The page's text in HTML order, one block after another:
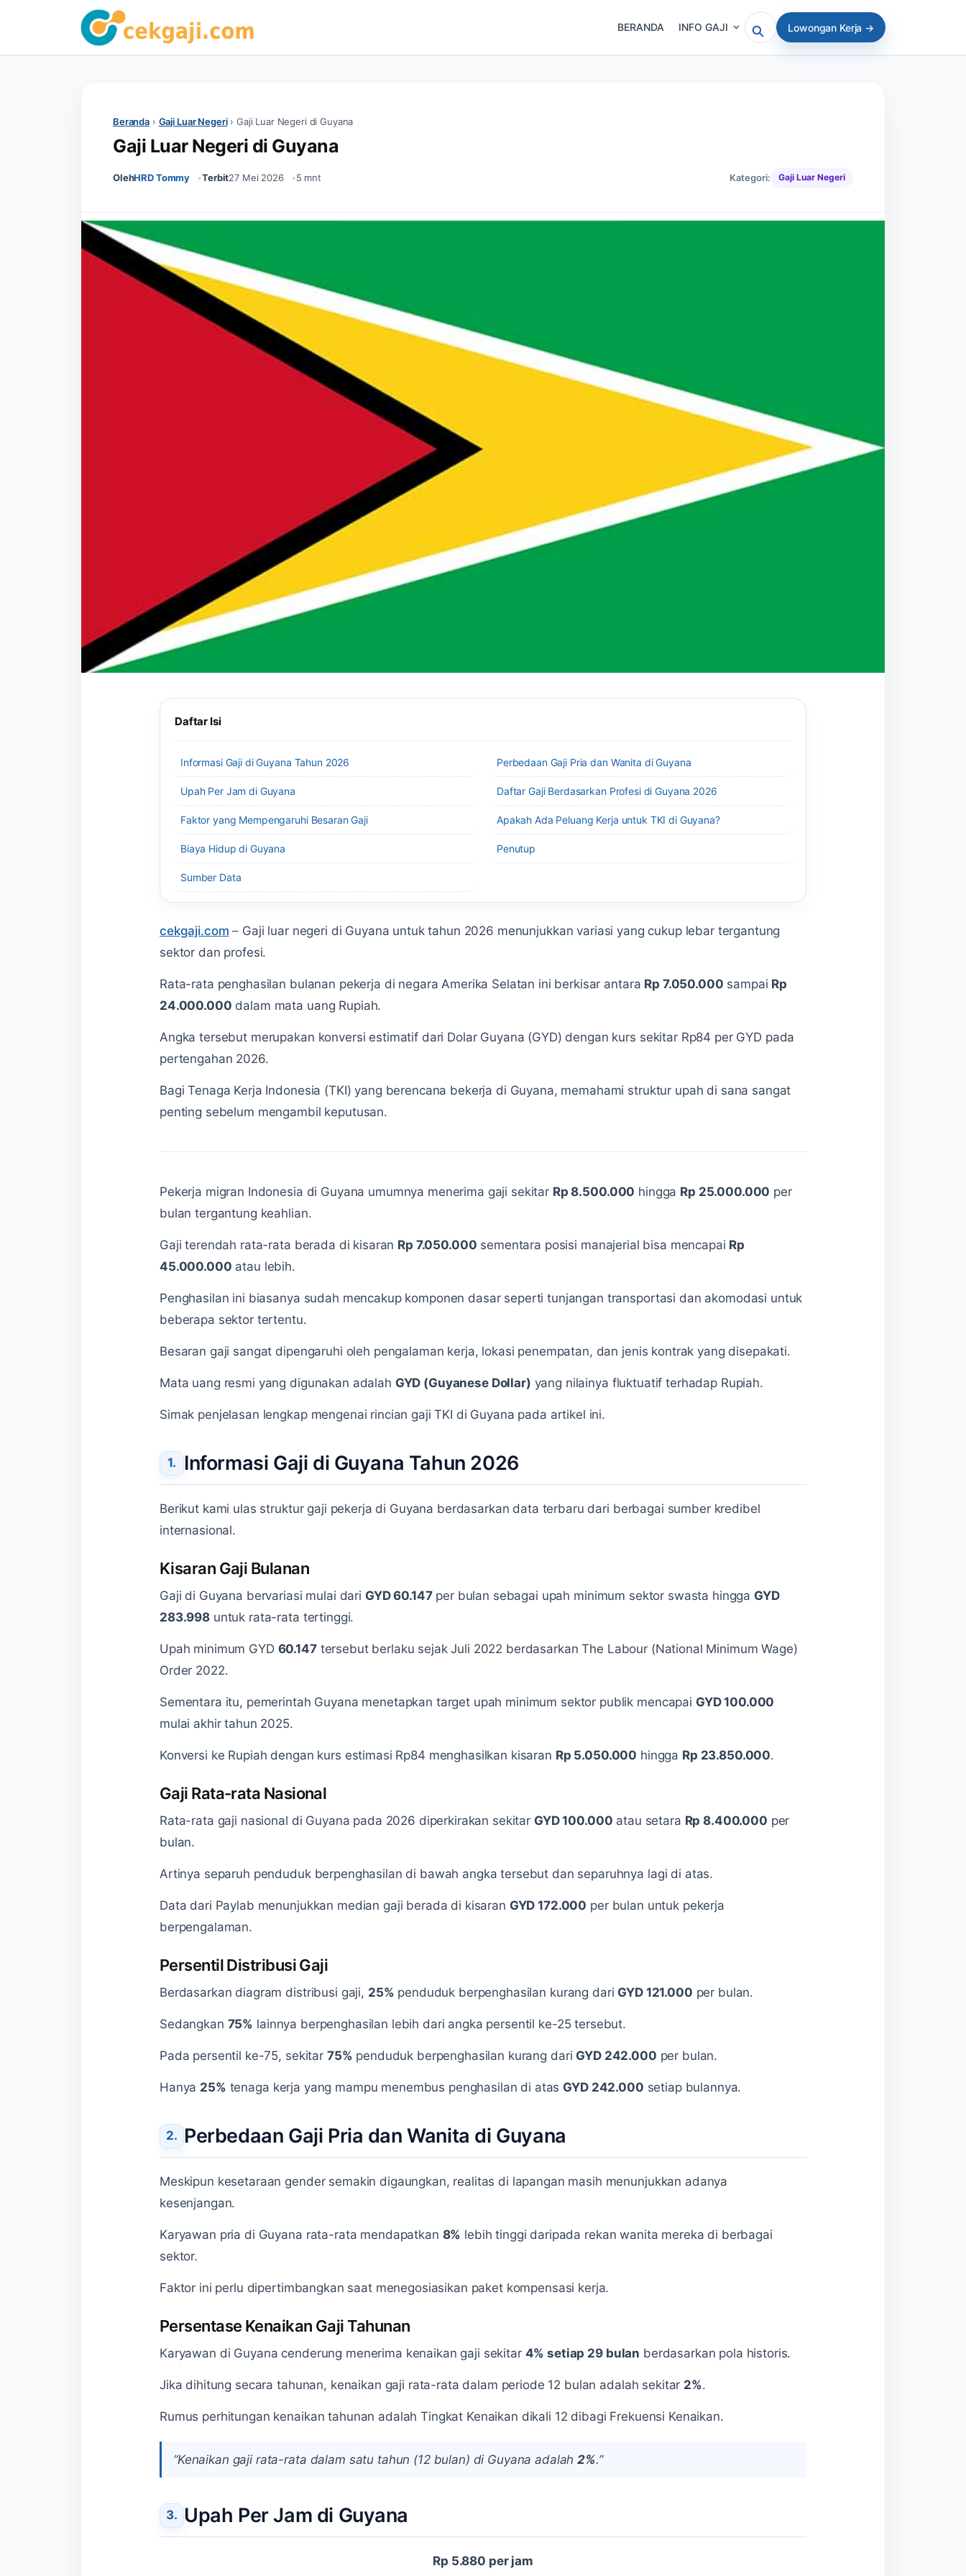
BERANDA INFO GAJI
Cari artikel atau lowongan
Lowongan Kerja →
Beranda › Gaji Luar Negeri› Gaji Luar Negeri di Guyana
Gaji Luar Negeri di Guyana
OlehHRD Tommy Terbit27 Mei 2026 5 mnt Kategori: Gaji Luar Negeri
Daftar Isi
Informasi Gaji di Guyana Tahun 2026 Perbedaan Gaji Pria dan Wanita di Guyana
Upah Per Jam di Guyana Daftar Gaji Berdasarkan Profesi di Guyana 2026
Faktor yang Mempengaruhi Besaran Gaji Apakah Ada Peluang Kerja untuk TKI di Guyana?
Biaya Hidup di Guyana Penutup
Sumber Data
cekgaji.com – Gaji luar negeri di Guyana untuk tahun 2026 menunjukkan variasi yang cukup lebar tergantung
sektor dan profesi.
Rata-rata penghasilan bulanan pekerja di negara Amerika Selatan ini berkisar antara Rp 7.050.000 sampai Rp
24.000.000 dalam mata uang Rupiah.
Angka tersebut merupakan konversi estimatif dari Dolar Guyana (GYD) dengan kurs sekitar Rp84 per GYD pada
pertengahan 2026.
Bagi Tenaga Kerja Indonesia (TKI) yang berencana bekerja di Guyana, memahami struktur upah di sana sangat
penting sebelum mengambil keputusan.
Pekerja migran Indonesia di Guyana umumnya menerima gaji sekitar Rp 8.500.000 hingga Rp 25.000.000 per
bulan tergantung keahlian.
Gaji terendah rata-rata berada di kisaran Rp 7.050.000 sementara posisi manajerial bisa mencapai Rp
45.000.000 atau lebih.
Penghasilan ini biasanya sudah mencakup komponen dasar seperti tunjangan transportasi dan akomodasi untuk
beberapa sektor tertentu.
Besaran gaji sangat dipengaruhi oleh pengalaman kerja, lokasi penempatan, dan jenis kontrak yang disepakati.
Mata uang resmi yang digunakan adalah GYD (Guyanese Dollar) yang nilainya fluktuatif terhadap Rupiah.
Simak penjelasan lengkap mengenai rincian gaji TKI di Guyana pada artikel ini.
Informasi Gaji di Guyana Tahun 2026
Berikut kami ulas struktur gaji pekerja di Guyana berdasarkan data terbaru dari berbagai sumber kredibel
internasional.
Kisaran Gaji Bulanan
Gaji di Guyana bervariasi mulai dari GYD 60.147per bulan sebagai upah minimum sektor swasta hingga GYD
283.998 untuk rata-rata tertinggi.
Upah minimum GYD 60.147tersebut berlaku sejak Juli 2022 berdasarkan The Labour (National Minimum Wage)
Order 2022.
Sementara itu, pemerintah Guyana menetapkan target upah minimum sektor publik mencapai GYD 100.000
mulai akhir tahun 2025.
Konversi ke Rupiah dengan kurs estimasi Rp84 menghasilkan kisaran Rp 5.050.000 hingga Rp 23.850.000.
Gaji Rata-rata Nasional
Rata-rata gaji nasional di Guyana pada 2026 diperkirakan sekitar GYD 100.000 atau setara Rp 8.400.000 per
bulan.
Artinya separuh penduduk berpenghasilan di bawah angka tersebut dan separuhnya lagi di atas.
Data dari Paylab menunjukkan median gaji berada di kisaran GYD 172.000 per bulan untuk pekerja
berpengalaman.
Persentil Distribusi Gaji
Berdasarkan diagram distribusi gaji, 25% penduduk berpenghasilan kurang dari GYD 121.000 per bulan.
Sedangkan 75% lainnya berpenghasilan lebih dari angka persentil ke-25 tersebut.
Pada persentil ke-75, sekitar 75% penduduk berpenghasilan kurang dari GYD 242.000 per bulan.
Hanya 25% tenaga kerja yang mampu menembus penghasilan di atas GYD 242.000 setiap bulannya.
Perbedaan Gaji Pria dan Wanita di Guyana
Meskipun kesetaraan gender semakin digaungkan, realitas di lapangan masih menunjukkan adanya
kesenjangan.
Karyawan pria di Guyana rata-rata mendapatkan 8% lebih tinggi daripada rekan wanita mereka di berbagai
sektor.
Faktor ini perlu dipertimbangkan saat menegosiasikan paket kompensasi kerja.
Persentase Kenaikan Gaji Tahunan
Karyawan di Guyana cenderung menerima kenaikan gaji sekitar 4% setiap 29 bulan berdasarkan pola historis.
Jika dihitung secara tahunan, kenaikan gaji rata-rata dalam periode 12 bulan adalah sekitar 2%.
Rumus perhitungan kenaikan tahunan adalah Tingkat Kenaikan dikali 12 dibagi Frekuensi Kenaikan.
“Kenaikan gaji rata-rata dalam satu tahun (12 bulan) di Guyana adalah2%.”
Upah Per Jam di Guyana
Rp 5.880 per jam